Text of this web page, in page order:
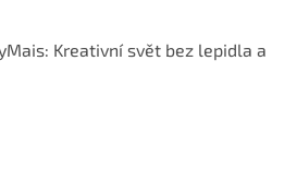
Kreativní svět bez lepidla a